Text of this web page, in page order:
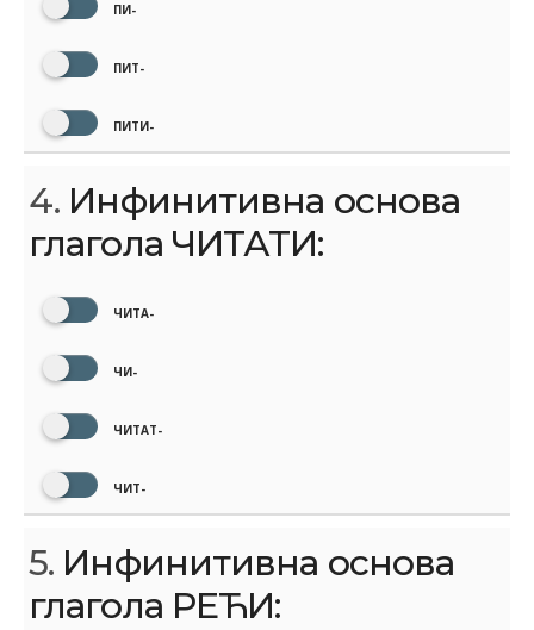
ПИ-
ПИТ-
ПИТИ-
4. Инфинитивна основа
глагола ЧИТАТИ:
ЧИТА-
ЧИ-
ЧИТАТ-
ЧИТ-
5. Инфинитивна основа
глагола РЕЋИ: